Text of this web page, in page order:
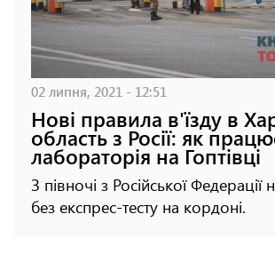
02 липня, 2021 - 12:51
Нові правила в'їзду в
область з Росії: як
лабораторія на Гоптівці
З півночі з Російської Федерації
без експрес-тесту на кордоні.